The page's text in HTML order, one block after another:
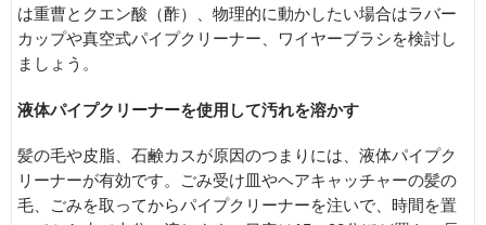
は重曹とクエン酸（酢）、物理的に動かしたい場合はラバー
カップや真空式パイプクリーナー、ワイヤーブラシを検討し
ましょう。
液体パイプクリーナーを使用して汚れを溶かす
髪の毛や皮脂、石鹸カスが原因のつまりには、液体パイプク
リーナーが有効です。ごみ受け皿やヘアキャッチャーの髪の
毛、ごみを取ってからパイプクリーナーを注いで、時間を置